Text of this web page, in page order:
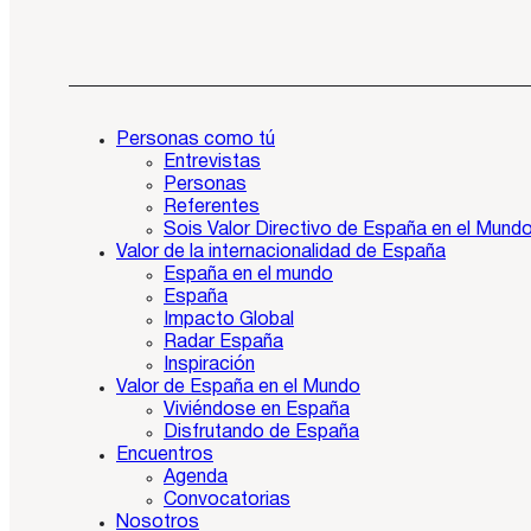
Personas como tú
Entrevistas
Personas
Referentes
Sois Valor Directivo de España en el
Valor de la internacionalidad de España
España en el mundo
España
Impacto Global
Radar España
Inspiración
Valor de España en el Mundo
Viviéndose en España
Disfrutando de España
Encuentros
Agenda
Convocatorias
Nosotros